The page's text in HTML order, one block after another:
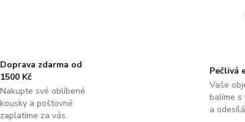
Doprava zdarma od
1500 Kč
Nakupte své oblíbené
kousky a poštovné
zaplatíme za vás.
Pečlivá
Vaše
balíme s
a